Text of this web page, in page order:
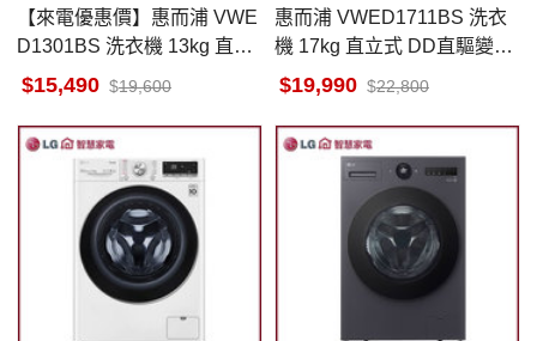
【來電優惠價】惠而浦 VWE
D1301BS 洗衣機 13kg 直立
式 DD直驅變頻 洗劑自動投
15,490 19,600
惠而浦 VWED1711BS 洗衣
機 17kg 直立式 DD直驅變頻
洗劑自動投入
19,990 22,800